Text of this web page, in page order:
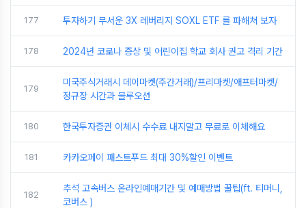
177 투자하기 무서운 3X 레버리지 SOXL ETF 를 파해쳐 보자
178 2024년 코로나 증상 및 어린이집 학교 회사 권고 격리 기간
179
미국주식거래시 데이마켓(주간거래)/프리마켓/애프터마켓/
정규장 시간과 블루오션
180 한국투자증권 이체시 수수료 내지말고 무료로 이체해요
181 카카오페이 패스트푸드 최대 30%할인 이벤트
182
추석 고속버스 온라인예매기간 및 예매방법 꿀팁(ft. 티머니,
코버스 )